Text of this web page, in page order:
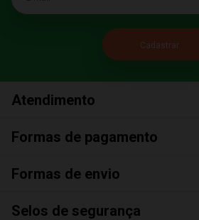
Atendimento
Formas de pagamento
Formas de envio
Selos de segurança